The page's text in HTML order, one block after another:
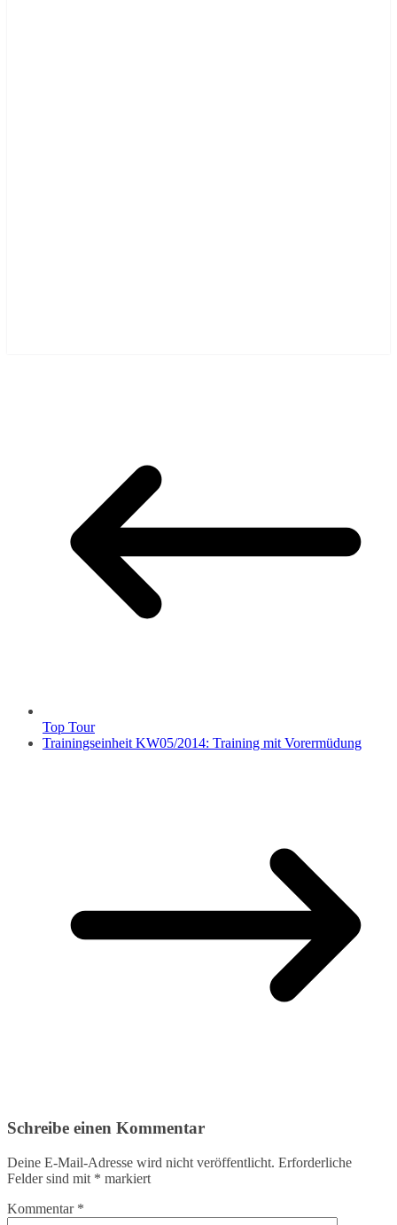
Top Tour
Trainingseinheit KW05/2014: Training mit Vorermüdung
Schreibe einen Kommentar
Deine E-Mail-Adresse wird nicht veröffentlicht. Erforderliche
Felder sind mit * markiert
Kommentar *